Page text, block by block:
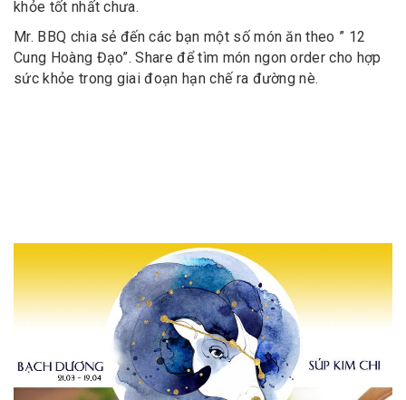
khỏe tốt nhất chưa.
Mr. BBQ chia sẻ đến các bạn một số món ăn theo ” 12
Cung Hoàng Đạo”. Share để tìm món ngon order cho hợp
sức khỏe trong giai đoạn hạn chế ra đường nè.